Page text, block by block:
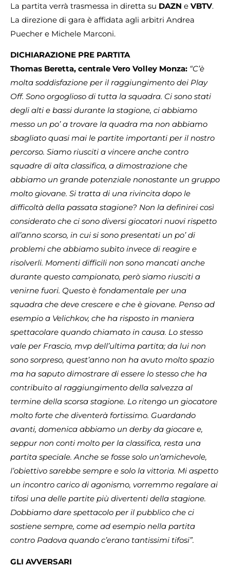
La partita verrà trasmessa in diretta su DAZN e VBTV.
La direzione di gara è affidata agli arbitri Andrea
Puecher e Michele Marconi.
DICHIARAZIONE PRE PARTITA
Thomas Beretta, centrale Vero Volley Monza: “C’è
molta soddisfazione per il raggiungimento dei Play
Off. Sono orgoglioso di tutta la squadra. Ci sono stati
degli alti e bassi durante la stagione, ci abbiamo
messo un po’ a trovare la quadra ma non abbiamo
sbagliato quasi mai le partite importanti per il nostro
percorso. Siamo riusciti a vincere anche contro
squadre di alta classifica, a dimostrazione che
abbiamo un grande potenziale nonostante un gruppo
molto giovane. Si tratta di una rivincita dopo le
difficoltà della passata stagione? Non la definirei così
considerato che ci sono diversi giocatori nuovi rispetto
all’anno scorso, in cui si sono presentati un po’ di
problemi che abbiamo subìto invece di reagire e
risolverli. Momenti difficili non sono mancati anche
durante questo campionato, però siamo riusciti a
venirne fuori. Questo è fondamentale per una
squadra che deve crescere e che è giovane. Penso ad
esempio a Velichkov, che ha risposto in maniera
spettacolare quando chiamato in causa. Lo stesso
vale per Frascio, mvp dell’ultima partita; da lui non
sono sorpreso, quest’anno non ha avuto molto spazio
ma ha saputo dimostrare di essere lo stesso che ha
contribuito al raggiungimento della salvezza al
termine della scorsa stagione. Lo ritengo un giocatore
molto forte che diventerà fortissimo. Guardando
avanti, domenica abbiamo un derby da giocare e,
seppur non conti molto per la classifica, resta una
partita speciale. Anche se fosse solo un’amichevole,
l’obiettivo sarebbe sempre e solo la vittoria. Mi aspetto
un incontro carico di agonismo, vorremmo regalare ai
tifosi una delle partite più divertenti della stagione.
Dobbiamo dare spettacolo per il pubblico che ci
sostiene sempre, come ad esempio nella partita
contro Padova quando c’erano tantissimi tifosi”.
GLI AVVERSARI